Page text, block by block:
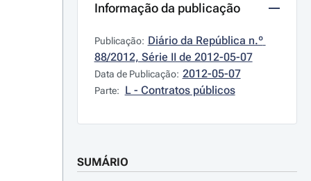
Informação da publicação
Publicação: Diário da República n.º
88/2012, Série II de 2012-05-07
Data de Publicação: 2012-05-07
Parte: L - Contratos públicos
SUMÁRIO